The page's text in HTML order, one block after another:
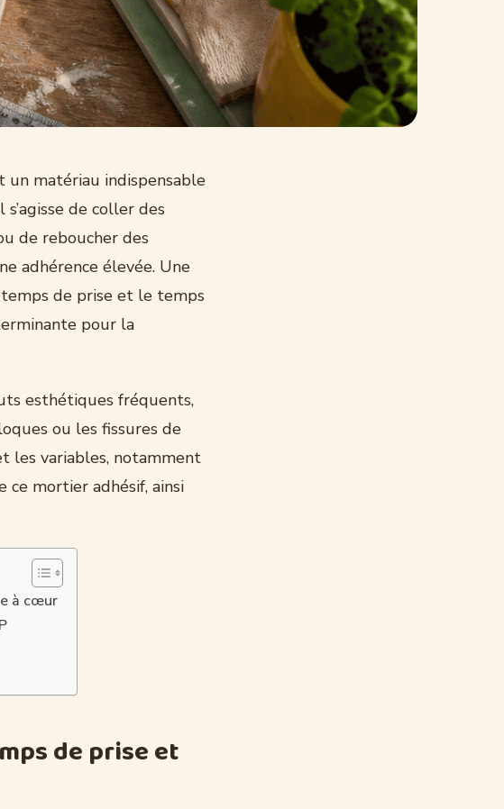
un matériau indispensable
s’agisse de coller des
de reboucher des
adhérence élevée. Une
de prise et le temps
pour la
esthétiques fréquents,
ou les fissures de
les variables, notamment
mortier adhésif, ainsi
à cœur
de prise et